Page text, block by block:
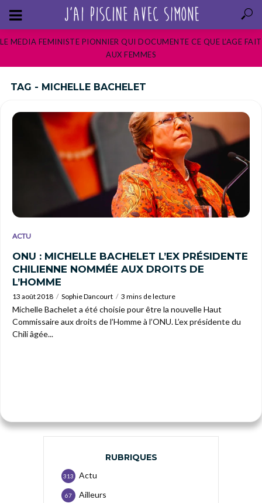
LE MEDIA FEMINISTE PIONNIER QUI DOCUMENTE CE QUE L’AGE FAIT
AUX FEMMES
TAG - MICHELLE BACHELET
ACTU
ONU : MICHELLE BACHELET L’EX PRÉSIDENTE
CHILIENNE NOMMÉE AUX DROITS DE
L’HOMME
13 août 2018 Sophie Dancourt 3 mins de lecture
Michelle Bachelet a été choisie pour être la nouvelle Haut
Commissaire aux droits de l’Homme à l’ONU. L’ex présidente du
Chili âgée...
RUBRIQUES
Actu
313
Ailleurs
67